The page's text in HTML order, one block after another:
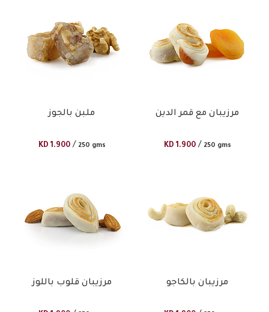
ملبن بالجوز
KD 1.900 / 250 gms
مرزيبان مع قمر الدين
KD 1.900 / 250 gms
مرزيبان قلوب باللوز مرزيبان بالكاجو